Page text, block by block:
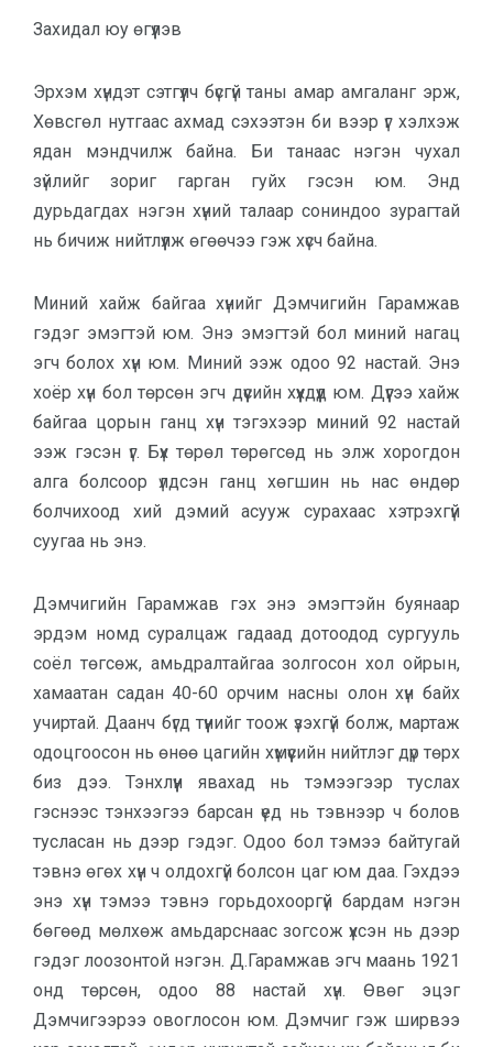
Захидал юу өгүүлэв
Эрхэм хүндэт сэтгүүлч бүсгүй таны амар амгаланг эрж,
Хөвсгөл нутгаас ахмад сэхээтэн би вээр үг хэлхэж
ядан мэндчилж байна. Би танаас нэгэн чухал
зүйлийг зориг гарган гуйх гэсэн юм. Энд
дурьдагдах нэгэн хүний талаар сониндоо зурагтай
нь бичиж нийтлүүлж өгөөчээ гэж хүсч байна.
Миний хайж байгаа хүнийг Дэмчигийн Гарамжав
гэдэг эмэгтэй юм. Энэ эмэгтэй бол миний нагац
эгч болох хүн юм. Миний ээж одоо 92 настай. Энэ
хоёр хүн бол төрсөн эгч дүүсийн хүүхдүүд юм. Дүүгээ хайж
байгаа цорын ганц хүн тэгэхээр миний 92 настай
ээж гэсэн үг. Бүх төрөл төрөгсөд нь элж хорогдон
алга болсоор үлдсэн ганц хөгшин нь нас өндөр
болчихоод хий дэмий асууж сурахаас хэтрэхгүй
суугаа нь энэ.
Дэмчигийн Гарамжав гэх энэ эмэгтэйн буянаар
эрдэм номд суралцаж гадаад дотоодод сургууль
соёл төгсөж, амьдралтайгаа золгосон хол ойрын,
хамаатан садан 40-60 орчим насны олон хүн байх
учиртай. Даанч бүгд түүнийг тоож үзэхгүй болж, мартаж
одоцгоосон нь өнөө цагийн хүмүүсийн нийтлэг дүр төрх
биз дээ. Тэнхлүүн явахад нь тэмээгээр туслах
гэснээс тэнхээгээ барсан үед нь тэвнээр ч болов
тусласан нь дээр гэдэг. Одоо бол тэмээ байтугай
тэвнэ өгөх хүн ч олдохгүй болсон цаг юм даа. Гэхдээ
энэ хүн тэмээ тэвнэ горьдохооргүй бардам нэгэн
бөгөөд мөлхөж амьдарснаас зогсож үхсэн нь дээр
гэдэг лоозонтой нэгэн. Д.Гарамжав эгч маань 1921
онд төрсөн, одоо 88 настай хүн. Өвөг эцэг
Дэмчигээрээ овоглосон юм. Дэмчиг гэж ширвээ